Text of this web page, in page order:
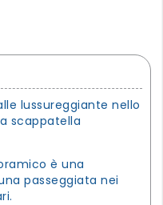
lussureggiante nello
scappatella
è una
passeggiata nei